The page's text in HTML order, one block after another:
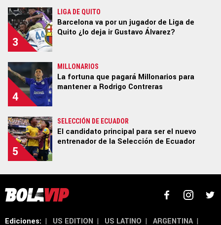
Términos y Condiciones
Ad Choices
Un producto de Futbol Sites.
3
LIGA DE QUITO
Barcelona va por un jugador de Liga de
Quito ¿lo deja ir Gustavo Álvarez?
4
MILLONARIOS
La fortuna que pagará Millonarios para
mantener a Rodrigo Contreras
5
SELECCIÓN DE ECUADOR
El candidato principal para ser el nuevo
entrenador de la Selección de Ecuador
Ediciones: | US EDITION | US LATINO | ARGENTINA |